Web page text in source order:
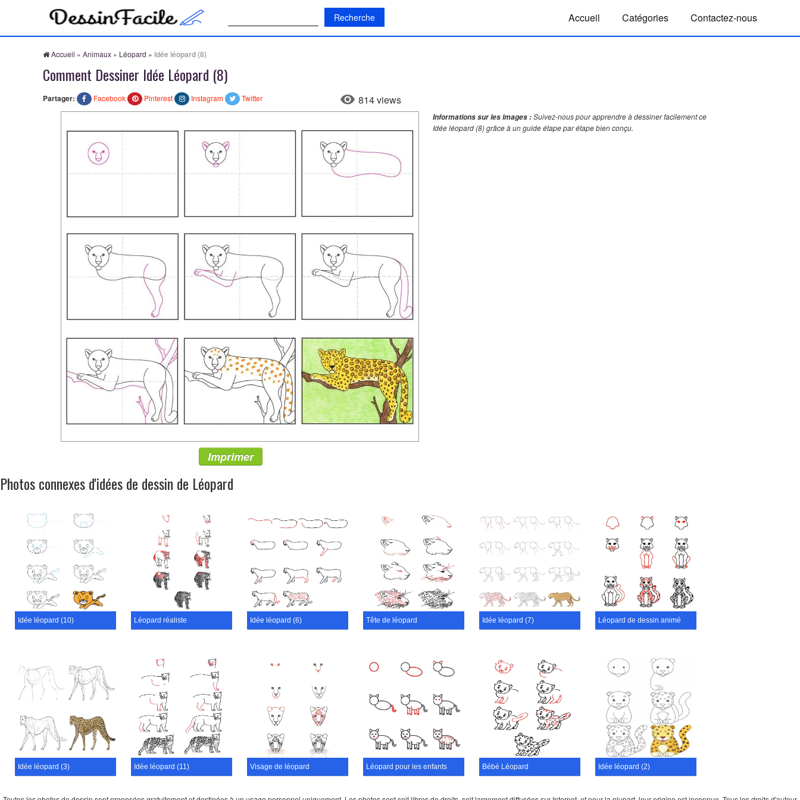
Accueil Catégories Contactez-nous
Accueil » Animaux » Léopard » Idée léopard (8)
Comment Dessiner Idée Léopard (8)
Partager: Facebook Pinterest Instagram Twitter 814 views
Informations sur les images :Suivez-nous pour apprendre à dessiner facilement ce
Idée léopard (8) grâce à un guide étape par étape bien conçu.
Imprimer
Photos connexes d'idées de dessin de Léopard
Idée léopard (10) Léopard réaliste Idée léopard (6) Tête de léopard Idée léopard (7) Léopard de dessin animé
Idée léopard (3) Idée léopard (11) Visage de léopard Léopard pour les enfants Bébé Léopard Idée léopard (2)